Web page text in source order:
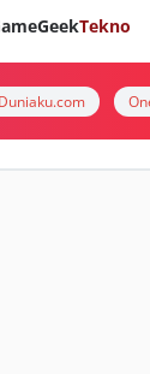
GeekTekno